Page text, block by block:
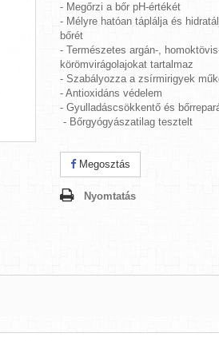
- Megőrzi a bőr pH-értékét
- Mélyre hatóan táplálja és
bőrét
- Természetes argán-,
körömvirágolajokat tartalmaz
- Szabályozza a zsírmirigyek
- Antioxidáns védelem
- Gyulladáscsökkentő és
- Bőrgyógyászatilag tesztelt
Megosztás
Nyomtatás